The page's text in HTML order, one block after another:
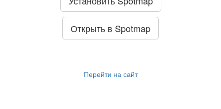
Открыть в Spotmap
Перейти на сайт